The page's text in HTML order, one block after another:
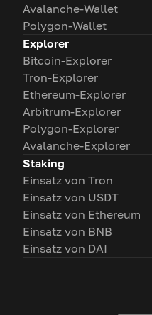
Avalanche-Wallet
Polygon-Wallet
Explorer
Bitcoin-Explorer
Tron-Explorer
Ethereum-Explorer
Arbitrum-Explorer
Polygon-Explorer
Avalanche-Explorer
Staking
Einsatz von Tron
Einsatz von USDT
Einsatz von Ethereum
Einsatz von BNB
Einsatz von DAI